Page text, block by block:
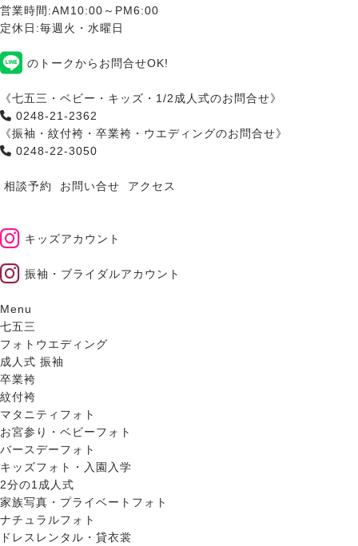
営業時間:AM10:00～PM6:00
定休日:毎週火・水曜日
のトークからお問合せOK!
《七五三・ベビー・キッズ・1/2成人式のお問合せ》
0248-21-2362
《振袖・紋付袴・卒業袴・ウエディングのお問合せ》
0248-22-3050
相談予約 お問い合せ アクセス
キッズアカウント
振袖・ブライダルアカウント
Menu
七五三
フォトウエディング
成人式 振袖
卒業袴
紋付袴
マタニティフォト
お宮参り・ベビーフォト
バースデーフォト
キッズフォト・入園入学
2分の1成人式
家族写真・プライベートフォト
ナチュラルフォト
ドレスレンタル・貸衣裳